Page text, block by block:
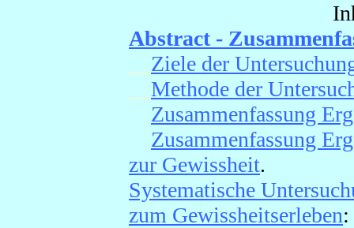
Abstract -
Ziele der
Methode der
Zusammenfassung
Zusammenfassung
zur Gewissheit.
Systematische
zum Gewissheitserleben: